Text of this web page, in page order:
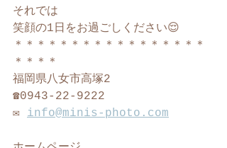
それでは
笑顔の1日をお過ごしください😌
＊＊＊＊＊＊＊＊＊＊＊＊＊＊＊＊＊
＊＊＊＊
福岡県八女市高塚2
☎︎0943-22-9222
✉️ info@minis-photo.com